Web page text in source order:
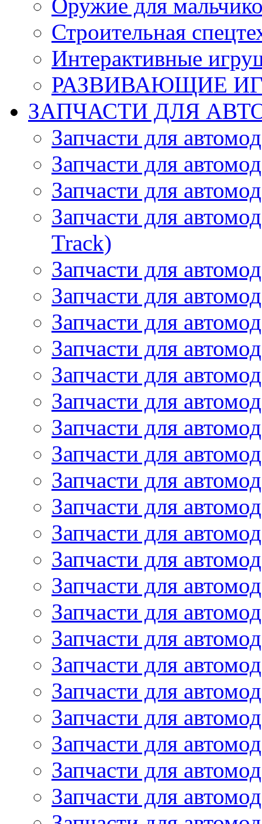
Оружие для
Строительная
Интерактивные
РАЗВИВАЮЩИЕ
ЗАПЧАСТИ ДЛЯ
Запчасти для
Запчасти для
Запчасти для
Запчасти для
Track)
Запчасти для
Запчасти для
Запчасти для
Запчасти для
Запчасти для
Запчасти для
Запчасти для
Запчасти для
Запчасти для
Запчасти для
Запчасти для
Запчасти для
Запчасти для
Запчасти для
Запчасти для
Запчасти для
Запчасти для
Запчасти для
Запчасти для
Запчасти для
Запчасти для